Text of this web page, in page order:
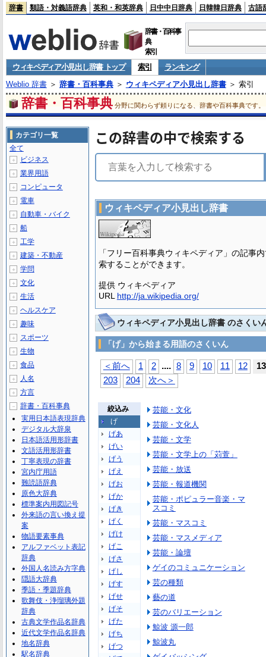
辞書 類語・対義語辞典 英和・和英辞典 日中中日辞典 日韓韓日辞典 古語
辞書・百科事
典
索引
ウィキペディア小見出し辞書 トップ 索引
ランキング
Weblio 辞書＞ 辞書・百科事典＞ ウィキペディア小見出し辞書＞ 索引
辞書・百科事典 分野に関わらず頼りになる、辞書や百科事典です。
この辞書の中で検索する
ウィキペディア小見出し辞書
「フリー百科事典ウィキペディア」の記事
索することができます。
提供 ウィキペディア
URL http://ja.wikipedia.org/
ウィキペディア小見出し辞書 のさくい
「げ」から始まる用語のさくいん
＜前へ 1 2 .... 8 9 10 11 12
13
203
204 次へ＞
絞込み
げ
げあ
げい
げう
げえ
げお
げか
げき
げく
げけ
げこ
げさ
げし
げす
げせ
げそ
げた
げち
げつ
芸能・文化
芸能・文化人
芸能・文学
芸能・文学上の「苅萱」
芸能・放送
芸能・報道機関
芸能・ポピュラー音楽・マ
スコミ
芸能・マスコミ
芸能・マスメディア
芸能・論壇
ゲイのコミュニケーション
芸の種類
藝の道
芸のバリエーション
鯨波 源一郎
鯨波丸
カテゴリ一覧
全て
＋ ビジネス
＋ 業界用語
＋ コンピュータ
＋ 電車
＋ 自動車・バイク
＋ 船
＋ 工学
＋ 建築・不動産
＋ 学問
＋ 文化
＋ 生活
＋ ヘルスケア
＋ 趣味
＋ スポーツ
＋ 生物
＋ 食品
＋ 人名
＋ 方言
－
辞書・百科事典
実用日本語表現辞典
デジタル大辞泉
日本語活用形辞書
文語活用形辞書
丁寧表現の辞書
宮内庁用語
難読語辞典
原色大辞典
標準案内用図記号
外来語の言い換え提
案
物語要素事典
アルファベット表記
辞典
外国人名読み方字典
隠語大辞典
季語・季題辞典
歌舞伎・浄瑠璃外題
辞典
古典文学作品名辞典
近代文学作品名辞典
地名辞典
駅名辞典